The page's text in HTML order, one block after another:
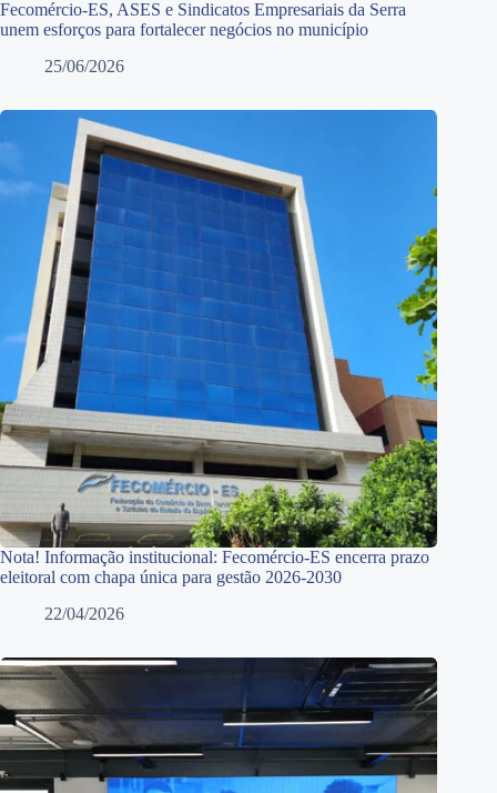
Fecomércio-ES, ASES e Sindicatos Empresariais da Serra
unem esforços para fortalecer negócios no município
25/06/2026
Nota! Informação institucional: Fecomércio-ES encerra prazo
eleitoral com chapa única para gestão 2026-2030
22/04/2026